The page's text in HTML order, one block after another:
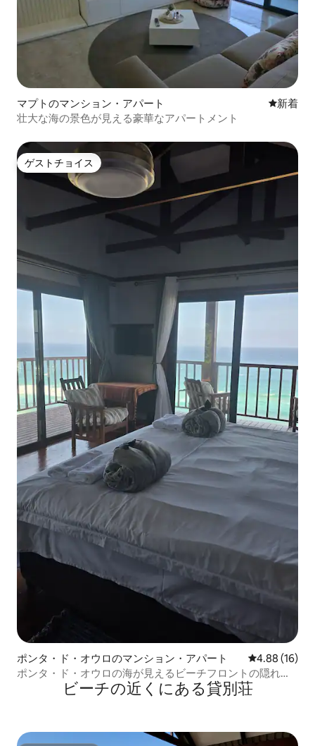
マプトのマンション・アパート 新しい宿
新着
壮大な海の景色が見える豪華なアパートメント
ゲストチョイス
ゲストチョイス
ポンタ・ド・オウロのマンション・アパート レビュー16
4.88 (16)
ポンタ・ド・オウロの海が見えるビーチフロントの隠れ家
（2名様用）ビーチの近くにある貸別荘